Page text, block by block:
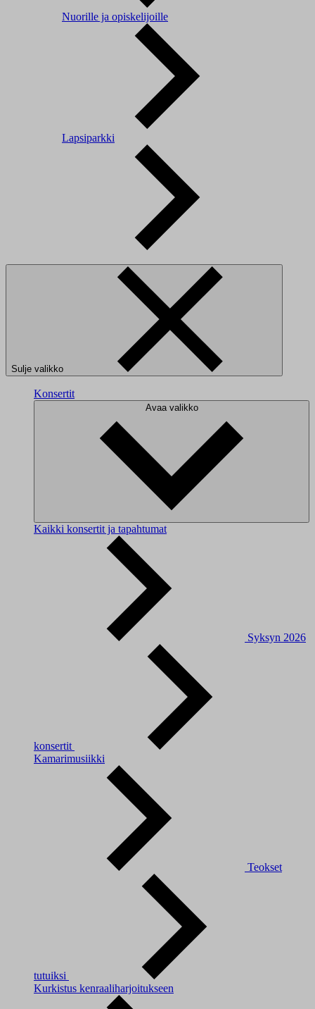
Nuorille ja opiskelijoille
Lapsiparkki
Sulje valikko
Konsertit
Avaa valikko
Kaikki konsertit ja tapahtumat
Syksyn 2026
konsertit
Kamarimusiikki
Teokset
tutuiksi
Kurkistus kenraaliharjoitukseen